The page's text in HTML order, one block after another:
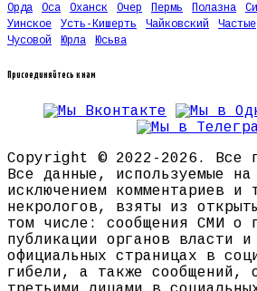
Орда
Оса Оханск Очер Пермь Полазна
Уинское
Усть-Кишерть Чайковский Частые
Чусовой
Юрла Юсьва
Присоединяйтесь к нам
Copyright © 2022-2026. Все
Все данные, используемые
исключением комментариев и
некрологов, взяты из
том числе: сообщения СМИ о
публикации органов власти
официальных страницах в
гибели, а также сообщений,